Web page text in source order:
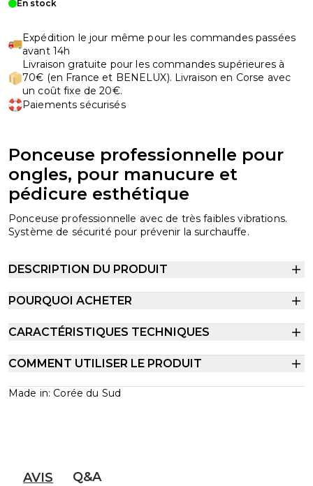
En stock
Expédition le jour même pour les commandes passées
avant 14h
Livraison gratuite pour les commandes supérieures à
70€ (en France et BENELUX). Livraison en Corse avec
un coût fixe de 20€.
Paiements sécurisés
Ponceuse professionnelle pour
ongles, pour manucure et
pédicure esthétique
Ponceuse professionnelle avec de très faibles vibrations.
Système de sécurité pour prévenir la surchauffe.
DESCRIPTION DU PRODUIT
POURQUOI ACHETER
CARACTÉRISTIQUES TECHNIQUES
COMMENT UTILISER LE PRODUIT
Made in: Corée du Sud
AVIS Q&A